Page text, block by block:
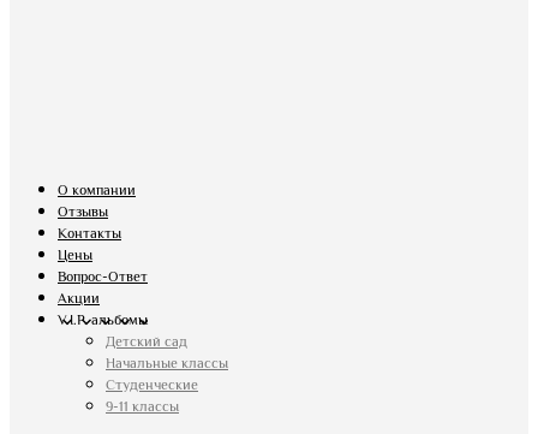
О компании
Отзывы
Контакты
Цены
Вопрос-Ответ
Акции
V.I.P. альбомы
Детский сад
Начальные классы
Студенческие
9-11 классы